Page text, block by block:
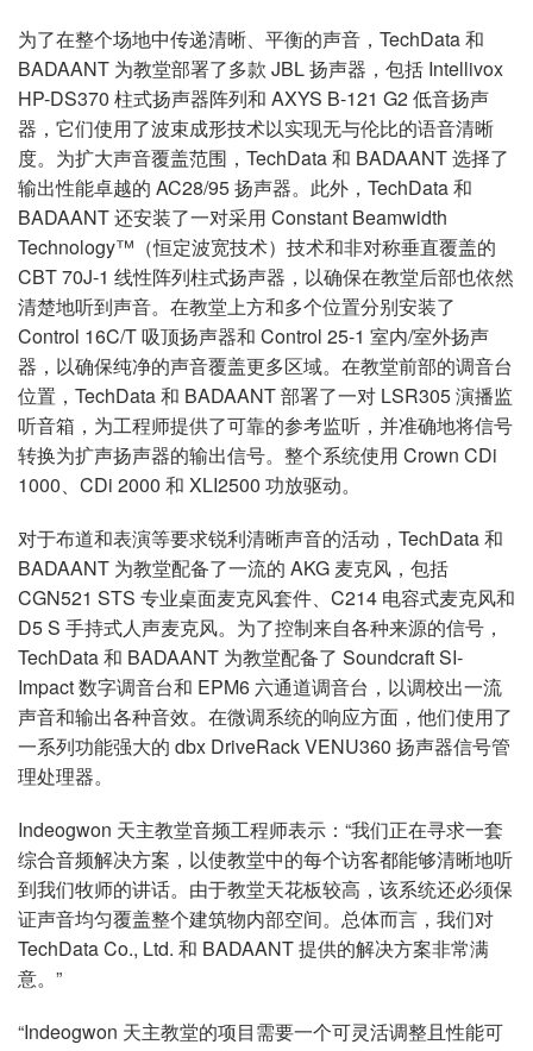
为了在整个场地中传递清晰、平衡的声音，TechData 和
BADAANT 为教堂部署了多款 JBL 扬声器，包括 Intellivox
HP-DS370 柱式扬声器阵列和 AXYS B-121 G2 低音扬声
器，它们使用了波束成形技术以实现无与伦比的语音清晰
度。为扩大声音覆盖范围，TechData 和 BADAANT 选择了
输出性能卓越的 AC28/95 扬声器。此外，TechData 和
BADAANT 还安装了一对采用 Constant Beamwidth
Technology™（恒定波宽技术）技术和非对称垂直覆盖的
CBT 70J-1 线性阵列柱式扬声器，以确保在教堂后部也依然
清楚地听到声音。在教堂上方和多个位置分别安装了
Control 16C/T 吸顶扬声器和 Control 25-1 室内/室外扬声
器，以确保纯净的声音覆盖更多区域。在教堂前部的调音台
位置，TechData 和 BADAANT 部署了一对 LSR305 演播监
听音箱，为工程师提供了可靠的参考监听，并准确地将信号
转换为扩声扬声器的输出信号。整个系统使用 Crown CDi
1000、CDi 2000 和 XLI2500 功放驱动。
对于布道和表演等要求锐利清晰声音的活动，TechData 和
BADAANT 为教堂配备了一流的 AKG 麦克风，包括
CGN521 STS 专业桌面麦克风套件、C214 电容式麦克风和
D5 S 手持式人声麦克风。为了控制来自各种来源的信号，
TechData 和 BADAANT 为教堂配备了 Soundcraft SI-
Impact 数字调音台和 EPM6 六通道调音台，以调校出一流
声音和输出各种音效。在微调系统的响应方面，他们使用了
一系列功能强大的 dbx DriveRack VENU360 扬声器信号管
理处理器。
Indeogwon 天主教堂音频工程师表示：“我们正在寻求一套
综合音频解决方案，以使教堂中的每个访客都能够清晰地听
到我们牧师的讲话。由于教堂天花板较高，该系统还必须保
证声音均匀覆盖整个建筑物内部空间。总体而言，我们对
TechData Co., Ltd. 和 BADAANT 提供的解决方案非常满
意。”
“Indeogwon 天主教堂的项目需要一个可灵活调整且性能可